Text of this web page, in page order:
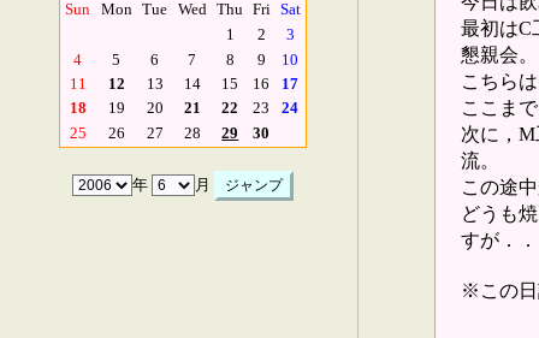
Sun Mon Tue Wed Thu Fri Sat
1
2
3
4
5 6 7 8 9
10
11
12 13 14 15 16
17
18
19 20 21 22 23
24
25
26 27 28 29 30
年 月
最初はC
懇親会。
こちら
ここま
次に，
流。
この途
どうも
すが．
※この日